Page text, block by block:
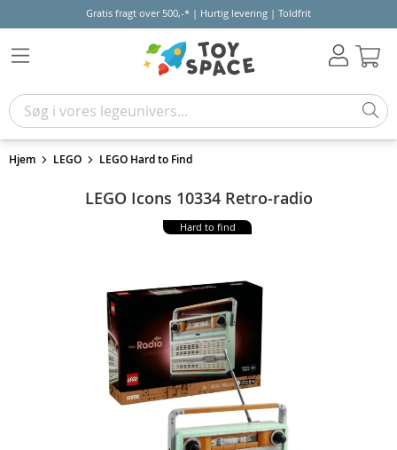
Gratis fragt over 500,-* | Hurtig levering | Toldfrit
Hjem LEGO LEGO Hard to Find
LEGO Icons 10334 Retro-radio
Hard to find